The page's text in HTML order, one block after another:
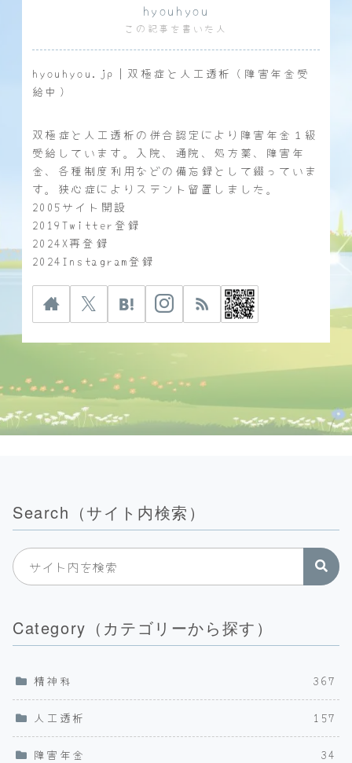
hyouhyou
この記事を書いた人
hyouhyou.jp｜双極症と人工透析（障害年金受
給中）
双極症と人工透析の併合認定により障害年金１級
受給しています。入院、通院、処方薬、障害年
金、各種制度利用などの備忘録として綴っていま
す。狭心症によりステント留置しました。
2005サイト開設
2019Twitter登録
2024X再登録
2024Instagram登録
Search（サイト内検索）
Category（カテゴリーから探す）
精神科 367
人工透析 157
障害年金 34